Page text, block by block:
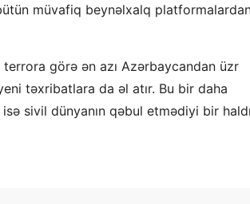
müvafiq beynəlxalq
görə ən azı Azərbaycandan üzr
təxribatlara da əl atır. Bu bir daha
sivil dünyanın qəbul etmədiyi bir